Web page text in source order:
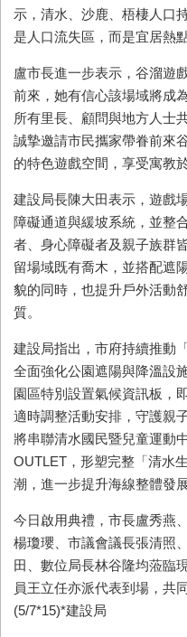
示，清水、沙鹿、梧棲人口
是人口流失區，而是宜居熱點
盧市長進一步表示，谷溜遊
前來，她有信心該場域將成
所有里長、顧問與地方人士
誠摯邀請市民攜家帶眷前來
的特色遊戲空間，享受寓教
建設局長陳大田表示，遊戲
障礙通道與緩坡系統，並整
者、身心障礙者及親子族群
留場域既有喬木，並搭配遮
貌的同時，也提升戶外活動
質。
建設局指出，市府持續推動
全面強化公園遮陽與降溫設
園區特別設置氣候資訊板，
適時調整活動安排，守護親
將串聯清水國民暨兒童運動
OUTLET，形塑完整「清水
潮，進一步提升海線整體發展
今日啟用典禮，市長盧秀燕
楊瓊瓔、市議會議長張清照
田、數位局長林谷隆均蒞臨
員王立任亦派代表到場，共
(5/7*15)*建設局